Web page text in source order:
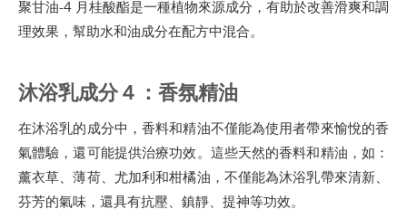
聚甘油-4 月桂酸酯是一種植物來源成分，有助於改善滑爽和調
理效果，幫助水和油成分在配方中混合。
沐浴乳成分４：香氛精油
在沐浴乳的成分中，香料和精油不僅能為使用者帶來愉悅的香
氣體驗，還可能提供治療功效。這些天然的香料和精油，如：
薰衣草、薄荷、尤加利和柑橘油，不僅能為沐浴乳帶來清新、
芬芳的氣味，還具有抗壓、鎮靜、提神等功效。